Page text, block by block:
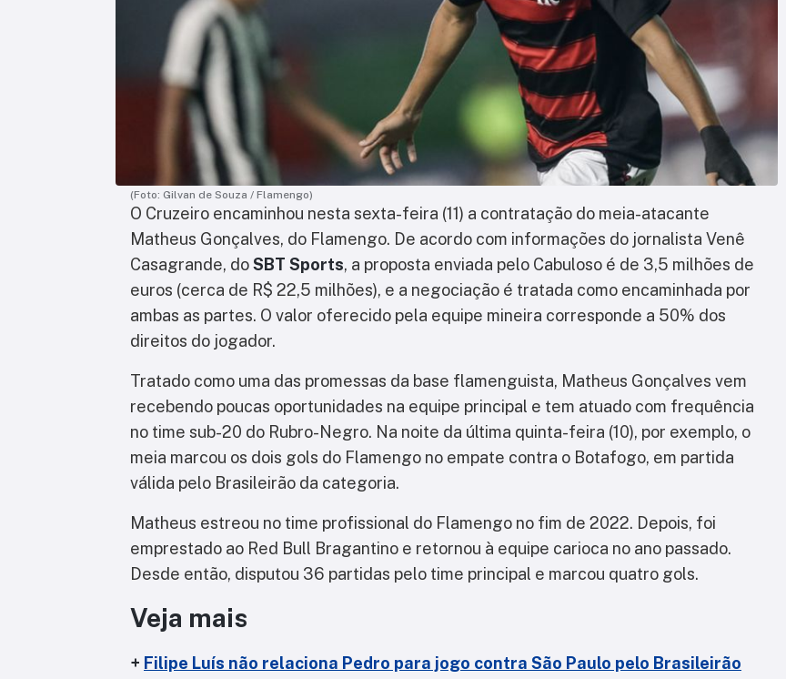
(Foto: Gilvan de Souza / Flamengo)
O Cruzeiro encaminhou nesta sexta-feira (11) a contratação do meia-atacante
Matheus Gonçalves, do Flamengo. De acordo com informações do jornalista Venê
Casagrande, doSBT Sports, a proposta enviada pelo Cabuloso é de 3,5 milhões de
euros (cerca de R$ 22,5 milhões), e a negociação é tratada como encaminhada por
ambas as partes. O valor oferecido pela equipe mineira corresponde a 50% dos
direitos do jogador.
Tratado como uma das promessas da base flamenguista, Matheus Gonçalves vem
recebendo poucas oportunidades na equipe principal e tem atuado com frequência
no time sub-20 do Rubro-Negro. Na noite da última quinta-feira (10), por exemplo, o
meia marcou os dois gols do Flamengo no empate contra o Botafogo, em partida
válida pelo Brasileirão da categoria.
Matheus estreou no time profissional do Flamengo no fim de 2022. Depois, foi
emprestado ao Red Bull Bragantino e retornou à equipe carioca no ano passado.
Desde então, disputou 36 partidas pelo time principal e marcou quatro gols.
Veja mais
+ Filipe Luís não relaciona Pedro para jogo contra São Paulo pelo Brasileirão